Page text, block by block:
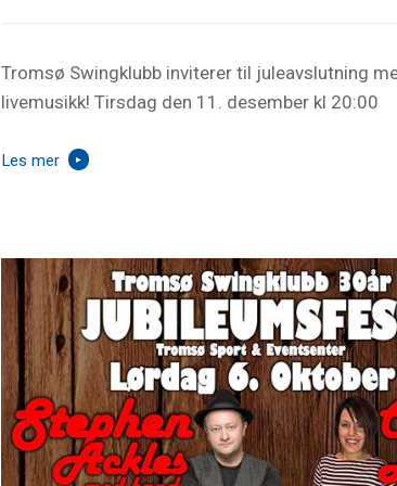
Tromsø Swingklubb inviterer til juleavslutning
livemusikk! Tirsdag den 11. desember kl 20:00
Les mer